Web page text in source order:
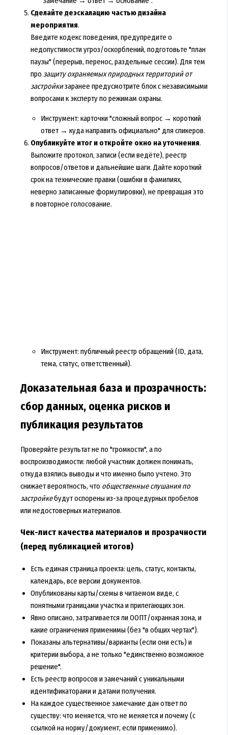
Сделайте деэскалацию частью дизайна
мероприятия.
Введите кодекс поведения, предупредите о
недопустимости угроз/оскорблений, подготовьте "план
паузы" (перерыв, перенос, раздельные сессии). Для тем
про защиту охраняемых природных территорий от
застройкизаранее предусмотрите блок с независимыми
вопросами к эксперту по режимам охраны.
Инструмент: карточки "сложный вопрос → короткий
ответ → куда направить официально" для спикеров.
Опубликуйте итог и откройте окно на уточнения.
Выложите протокол, записи (если ведёте), реестр
вопросов/ответов и дальнейшие шаги. Дайте короткий
срок на технические правки (ошибки в фамилиях,
неверно записанные формулировки), не превращая это
в повторное голосование.
Инструмент: публичный реестр обращений (ID, дата,
тема, статус, ответственный).
Доказательная база и прозрачность:
сбор данных, оценка рисков и
публикация результатов
Проверяйте результат не по "громкости", а по
воспроизводимости: любой участник должен понимать,
откуда взялись выводы и что именно было учтено. Это
снижает вероятность, что общественные слушания по
застройкебудут оспорены из-за процедурных пробелов
или недостоверных материалов.
Чек-лист качества материалов и прозрачности
(перед публикацией итогов)
Есть единая страница проекта: цель, статус, контакты,
календарь, все версии документов.
Опубликованы карты/схемы в читаемом виде, с
понятными границами участка и прилегающих зон.
Явно описано, затрагивается ли ООПТ/охранная зона, и
какие ограничения применимы (без "в общих чертах").
Показаны альтернативы/варианты (если они есть) и
критерии выбора, а не только "единственно возможное
решение".
Есть реестр вопросов и замечаний с уникальными
идентификаторами и датами получения.
На каждое существенное замечание дан ответ по
существу: что меняется, что не меняется и почему (с
ссылкой на норму/документ, если применимо).